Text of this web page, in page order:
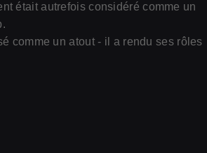
était autrefois considéré comme un
comme un atout - il a rendu ses rôles